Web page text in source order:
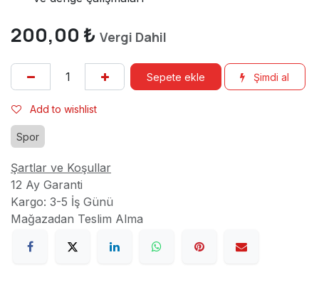
200,00 ₺ Vergi Dahil
Sepete ekle Şimdi al
Add to wishlist
Spor
Şartlar ve Koşullar
12 Ay Garanti
Kargo: 3-5 İş Günü
Mağazadan Teslim Alma